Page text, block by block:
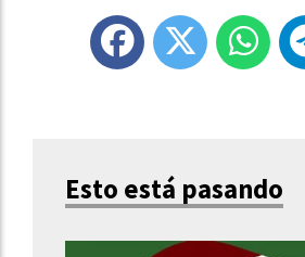
Esto está pasando